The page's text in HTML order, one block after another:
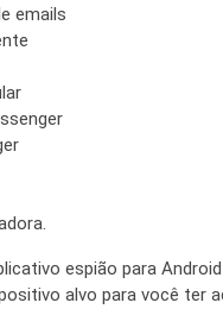
emails
espião para
alvo para você ter